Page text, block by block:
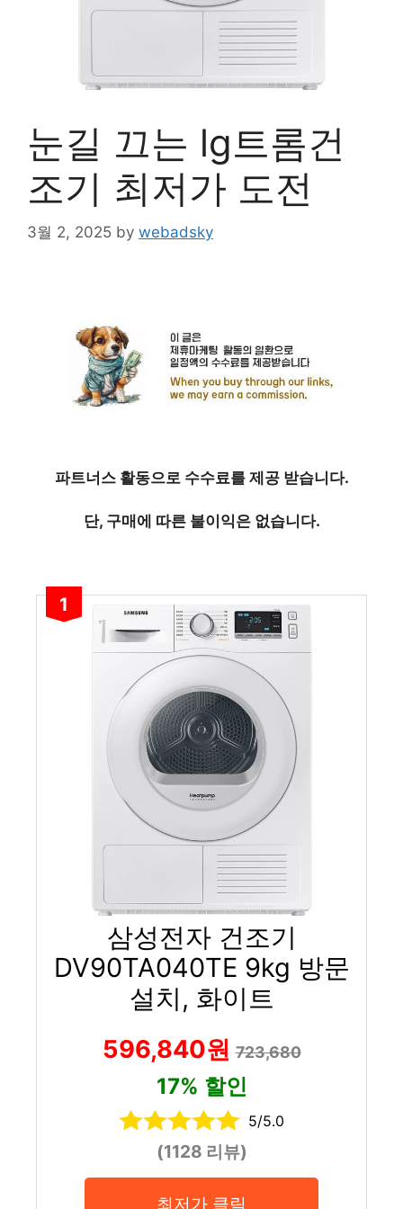
눈길 끄는 lg트롬건
조기 최저가 도전
3월 2, 2025 by webadsky
파트너스 활동으로 수수료를 제공 받습니다.
단, 구매에 따른 불이익은 없습니다.
1
삼성전자 건조기
DV90TA040TE 9kg 방문
설치, 화이트
596,840원723,680
17% 할인
5/5.0
(1128 리뷰)
최저가 클릭